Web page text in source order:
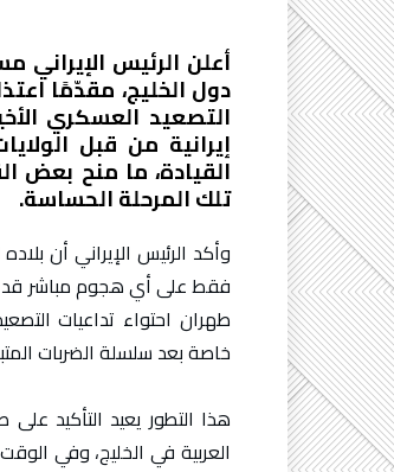
أعلن الرئيس
دول الخليج، مقدّمًا
التصعيد العسكري
إيرانية من قبل
القيادة، ما منح بعض
تلك المرحلة الحساسة.
وأكد الرئيس الإيراني أن
فقط على أي هجوم مباشر قد
طهران احتواء تداعيات
خاصة بعد سلسلة الضربات
هذا التطور يعيد التأكيد
العربية في الخليج، وفي